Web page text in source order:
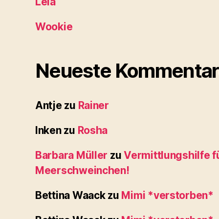
Wookie
Neueste
Antje zu Rainer
Inkenzu Rosha
Barbara Müller zuVermittlungshilfe
Meerschweinchen!
Bettina Waackzu Mimi *verstorben*